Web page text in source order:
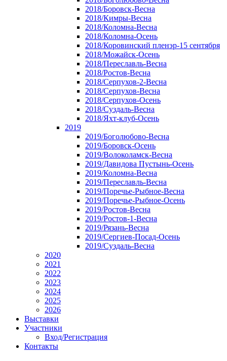
2018/Боровск-Весна
2018/Кимры-Весна
2018/Коломна-Весна
2018/Коломна-Осень
2018/Коровинский пленэр-15 сентября
2018/Можайск-Осень
2018/Переславль-Весна
2018/Ростов-Весна
2018/Серпухов-2-Весна
2018/Серпухов-Весна
2018/Серпухов-Осень
2018/Суздаль-Весна
2018/Яхт-клуб-Осень
2019
2019/Боголюбово-Весна
2019/Боровск-Осень
2019/Волоколамск-Весна
2019/Давидова Пустынь-Осень
2019/Коломна-Весна
2019/Переславль-Весна
2019/Поречье-Рыбное-Весна
2019/Поречье-Рыбное-Осень
2019/Ростов-Весна
2019/Ростов-1-Весна
2019/Рязань-Весна
2019/Сергиев-Посад-Осень
2019/Суздаль-Весна
2020
2021
2022
2023
2024
2025
2026
Выставки
Участники
Вход/Регистрация
Контакты